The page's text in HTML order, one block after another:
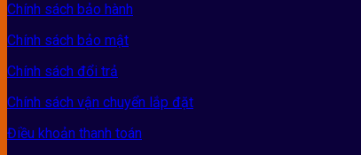
Chính sách bảo hành
Chính sách bảo mật
Chính sách đổi trả
Chính sách vận chuyển lắp đặt
Điều khoản thanh toán